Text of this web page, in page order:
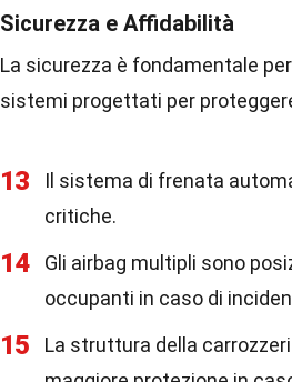
Sicurezza e Affidabilità
La sicurezza è fondamentale
sistemi progettati per
13
Il sistema di frenata
critiche.
14
Gli airbag multipli sono
occupanti in caso di
15
La struttura della